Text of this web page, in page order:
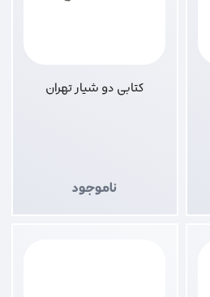
کتابی دو شیار تهران
ناموجود